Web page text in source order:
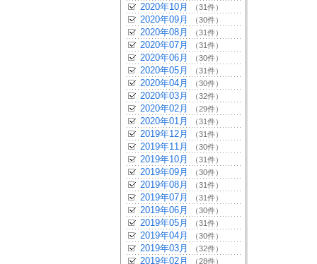
2020年10月 （31件）
2020年09月 （30件）
2020年08月 （31件）
2020年07月 （31件）
2020年06月 （30件）
2020年05月 （31件）
2020年04月 （30件）
2020年03月 （32件）
2020年02月 （29件）
2020年01月 （31件）
2019年12月 （31件）
2019年11月 （30件）
2019年10月 （31件）
2019年09月 （30件）
2019年08月 （31件）
2019年07月 （31件）
2019年06月 （30件）
2019年05月 （31件）
2019年04月 （30件）
2019年03月 （32件）
2019年02月 （28件）